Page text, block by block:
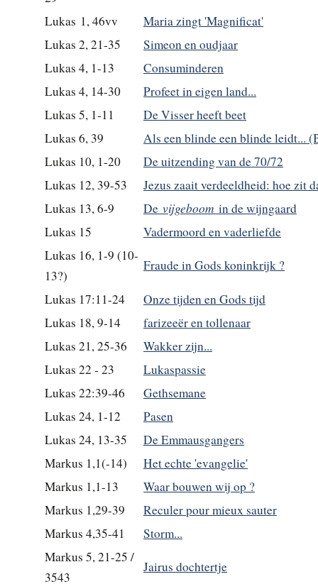
Lukas 1, 46vv
Maria zingt 'Magnificat'
Lukas 2, 21-35
Simeon en oudjaar
Lukas 4, 1-13
Consuminderen
Lukas 4, 14-30
Profeet in eigen land...
Lukas 5, 1-11
De Visser heeft beet
Lukas 6, 39
Als een blinde een blinde leidt...
Lukas 10, 1-20
De uitzending van de 70/72
Lukas 12, 39-53
Jezus zaait verdeeldheid: hoe zit
Lukas 13, 6-9
De vijgeboom in de wijngaard
Lukas 15
Vadermoord en vaderliefde
Lukas 16, 1-9 (10-
13?)
Fraude in Gods koninkrijk ?
Lukas 17:11-24
Onze tijden en Gods tijd
Lukas 18, 9-14
farizeeër en tollenaar
Lukas 21, 25-36
Wakker zijn...
Lukas 22 - 23
Lukaspassie
Lukas 22:39-46
Gethsemane
Lukas 24, 1-12
Pasen
Lukas 24, 13-35
De Emmausgangers
Markus 1,1(-14)
Het echte 'evangelie'
Markus 1,1-13
Waar bouwen wij op ?
Markus 1,29-39
Reculer pour mieux sauter
Markus 4,35-41
Storm...
Markus 5, 21-25 /
3543
Jairus dochtertje